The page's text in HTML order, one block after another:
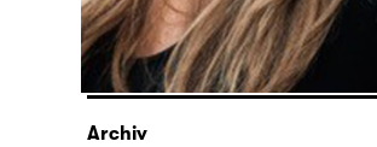
Archiv